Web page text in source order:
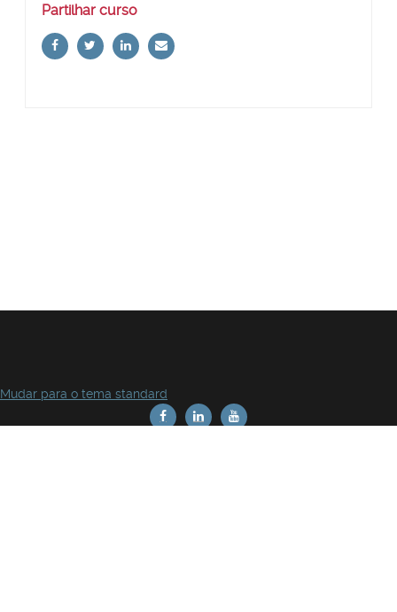
Partilhar
curso
Partilhar curso
Mudar para o tema standard